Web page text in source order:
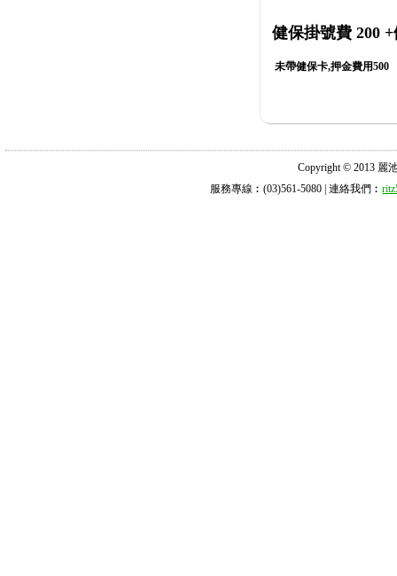
健保掛號費 200 +
未帶健保卡,押金費用500
Copyright © 2013 麗
服務專線︰(03)561-5080 | 連絡我們︰